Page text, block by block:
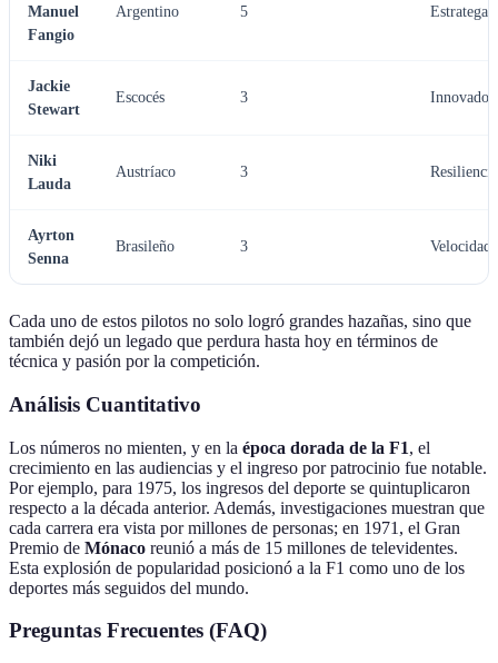
Manuel
Fangio
Argentino 5 Estratega
Jackie
Stewart
Escocés 3 Innovador
Niki
Lauda
Austríaco 3
Ayrton
Senna
Brasileño 3 Velocidad
Cada uno de estos pilotos no solo logró grandes hazañas, sino que
también dejó un legado que perdura hasta hoy en términos de
técnica y pasión por la competición.
Análisis Cuantitativo
Los números no mienten, y en la época dorada de la F1, el
crecimiento en las audiencias y el ingreso por patrocinio fue notable.
Por ejemplo, para 1975, los ingresos del deporte se quintuplicaron
respecto a la década anterior. Además, investigaciones muestran que
cada carrera era vista por millones de personas; en 1971, el Gran
Premio de Mónaco reunió a más de 15 millones de televidentes.
Esta explosión de popularidad posicionó a la F1 como uno de los
deportes más seguidos del mundo.
Preguntas Frecuentes (FAQ)